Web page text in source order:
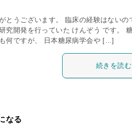
とうございます。 臨床の経験はないの
究開発を行っていた けんぞう です。
何ですが、 日本糖尿病学会や […]
続きを読む
なる